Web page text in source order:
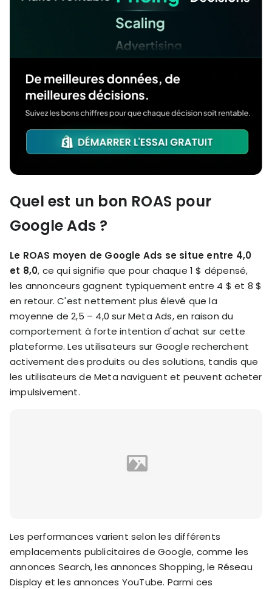
Quel est un bon ROAS pour
Google Ads ?
Le ROAS moyen de Google Ads se situe entre 4,0
et 8,0, ce qui signifie que pour chaque 1 $ dépensé,
les annonceurs gagnent typiquement entre 4 $ et 8 $
en retour. C'est nettement plus élevé que la
moyenne de 2,5 – 4,0 sur Meta Ads, en raison du
comportement à forte intention d'achat sur cette
plateforme. Les utilisateurs sur Google recherchent
activement des produits ou des solutions, tandis que
les utilisateurs de Meta naviguent et peuvent acheter
impulsivement.
Les performances varient selon les différents
emplacements publicitaires de Google, comme les
annonces Search, les annonces Shopping, le Réseau
Display et les annonces YouTube. Parmi ces